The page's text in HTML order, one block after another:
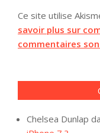
Ce site utilise
savoir plus sur
commentaires
Chelsea Dunlap